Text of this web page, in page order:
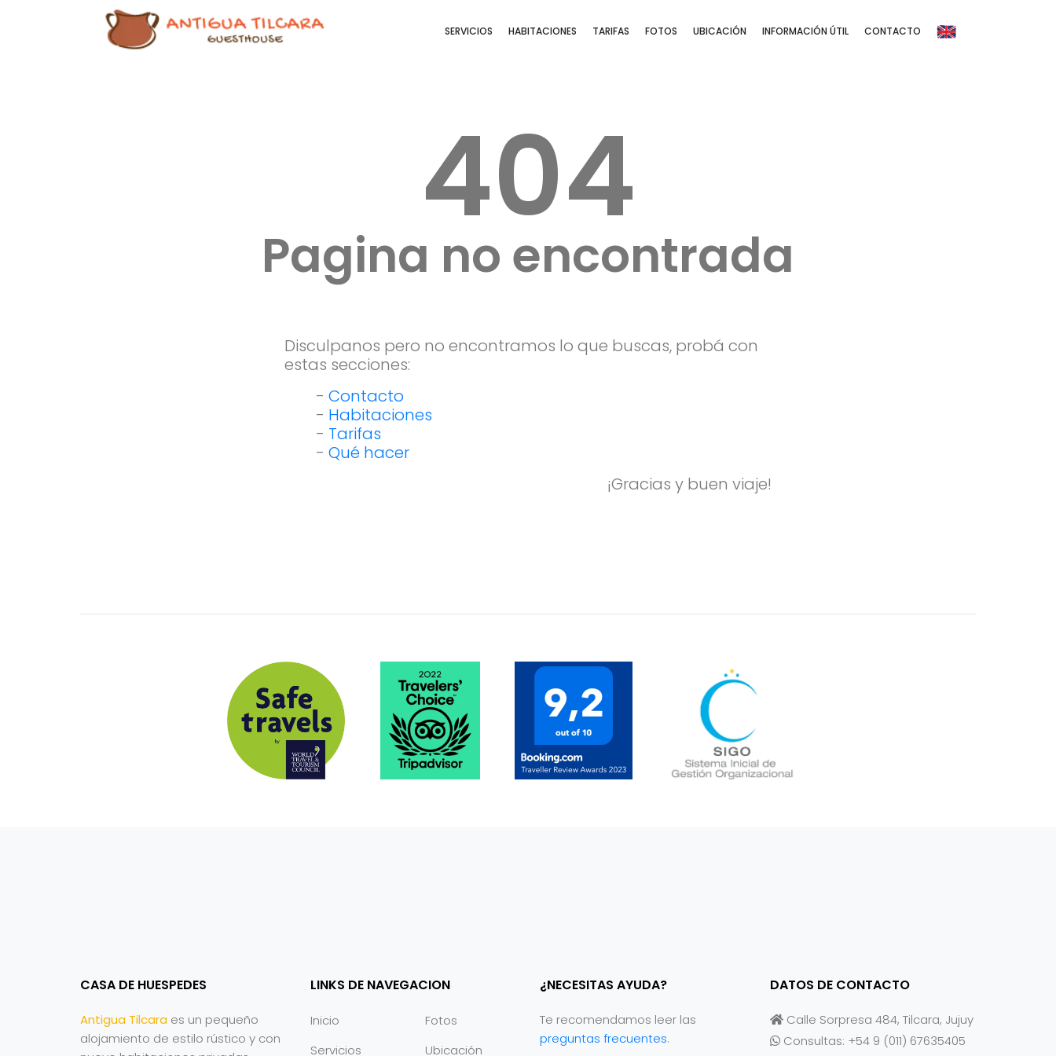
SERVICIOS HABITACIONES TARIFAS FOTOS UBICACIÓN INFORMACIÓN ÚTIL CONTACTO
404
Pagina no encontrada
Disculpanos pero no encontramos lo que buscas, probá con
estas secciones:
- Contacto
- Habitaciones
- Tarifas
- Qué hacer
¡Gracias y buen viaje!
CASA DE HUESPEDES
Antigua Tilcara es un pequeño
alojamiento de estilo rústico y con
LINKS DE NAVEGACION
Inicio
Servicios
Fotos
Ubicación
¿NECESITAS AYUDA?
Te recomendamos leer las
preguntas frecuentes.
DATOS DE CONTACTO
Calle Sorpresa 484, Tilcara, Jujuy
Consultas: +54 9 (011) 67635405